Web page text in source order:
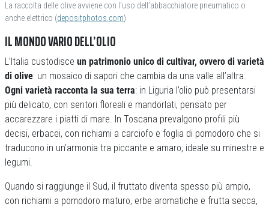
La raccolta delle olive avviene con l’uso dell’abbacchiatore pneumatico o
anche elettrico (depositphotos.com)
IL MONDO VARIO DELL’OLIO
L’Italia custodisce un patrimonio unico di cultivar, ovvero di varietà
di olive: un mosaico di sapori che cambia da una valle all’altra.
Ogni varietà racconta la sua terra: in Liguria l’olio può presentarsi
più delicato, con sentori floreali e mandorlati, pensato per
accarezzare i piatti di mare. In Toscana prevalgono profili più
decisi, erbacei, con richiami a carciofo e foglia di pomodoro che si
traducono in un’armonia tra piccante e amaro, ideale su minestre e
legumi.
Quando si raggiunge il Sud, il fruttato diventa spesso più ampio,
con richiami a pomodoro maturo, erbe aromatiche e frutta secca,